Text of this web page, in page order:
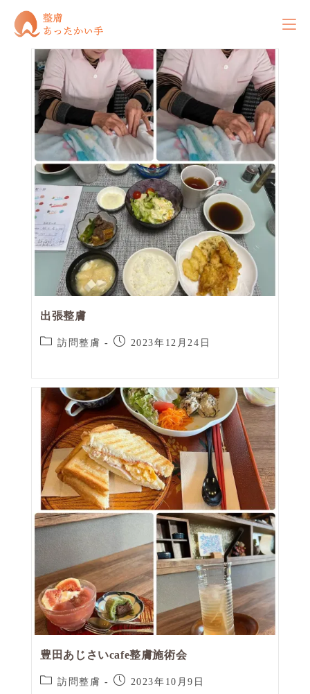
出張整膚
訪問整膚 2023年12月24日
豊田あじさいcafe整膚施術会
訪問整膚 2023年10月9日